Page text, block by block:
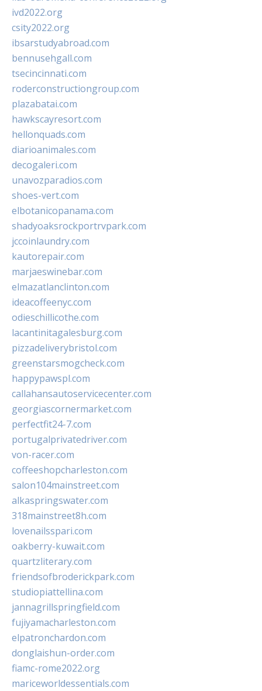
ivd2022.org
csity2022.org
ibsarstudyabroad.com
bennusehgall.com
tsecincinnati.com
roderconstructiongroup.com
plazabatai.com
hawkscayresort.com
hellonquads.com
diarioanimales.com
decogaleri.com
unavozparadios.com
shoes-vert.com
elbotanicopanama.com
shadyoaksrockportrvpark.com
jccoinlaundry.com
kautorepair.com
marjaeswinebar.com
elmazatlanclinton.com
ideacoffeenyc.com
odieschillicothe.com
lacantinitagalesburg.com
pizzadeliverybristol.com
greenstarsmogcheck.com
happypawspl.com
callahansautoservicecenter.com
georgiascornermarket.com
perfectfit24-7.com
portugalprivatedriver.com
von-racer.com
coffeeshopcharleston.com
salon104mainstreet.com
alkaspringswater.com
318mainstreet8h.com
lovenailsspari.com
oakberry-kuwait.com
quartzliterary.com
friendsofbroderickpark.com
studiopiattellina.com
jannagrillspringfield.com
fujiyamacharleston.com
elpatronchardon.com
donglaishun-order.com
fiamc-rome2022.org
mariceworldessentials.com